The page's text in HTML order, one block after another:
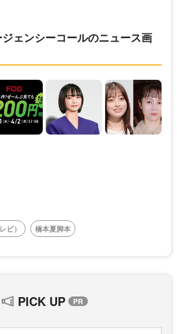
ェンシーコールのニュース画
ビ） 橋本夏脚本
PICK UP